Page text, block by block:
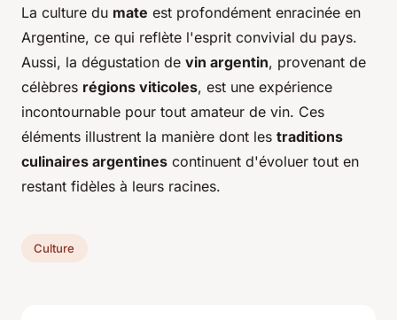
La culture du mate est profondément enracinée en
Argentine, ce qui reflète l'esprit convivial du pays.
Aussi, la dégustation de vin argentin, provenant de
célèbres régions viticoles, est une expérience
incontournable pour tout amateur de vin. Ces
éléments illustrent la manière dont les traditions
culinaires argentines continuent d'évoluer tout en
restant fidèles à leurs racines.
Culture